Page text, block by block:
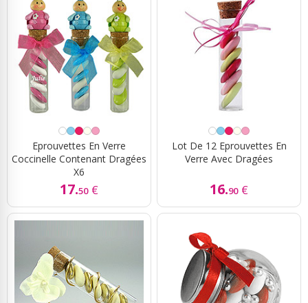
Eprouvettes En Verre
Coccinelle Contenant Dragées
X6
17.50 €
Lot De 12 Eprouvettes En
Verre Avec Dragées
16.90 €